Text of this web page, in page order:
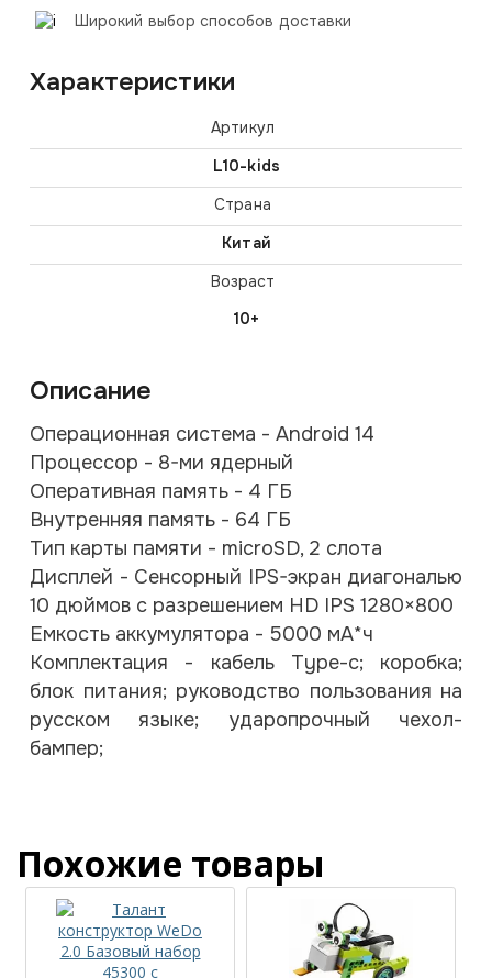
Широкий выбор способов доставки
Характеристики
Артикул
L10-kids
Страна
Китай
Возраст
10+
Описание
Операционная система - Android 14
Процессор - 8-ми ядерный
Оперативная память - 4 ГБ
Внутренняя память - 64 ГБ
Тип карты памяти - microSD, 2 слота
Дисплей - Сенсорный IPS-экран диагональю
10 дюймов с разрешением HD IPS 1280×800
Емкость аккумулятора - 5000 мА*ч
Комплектация - кабель Type-c; коробка;
блок питания; руководство пользования на
русском языке; ударопрочный чехол-
бампер;
Похожие товары